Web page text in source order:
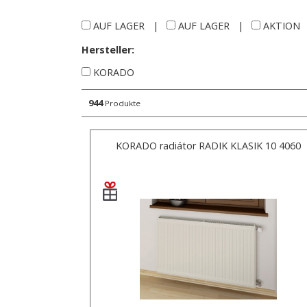
AUF LAGER | AUF LAGER | AKTION
Hersteller:
KORADO
944 Produkte
KORADO radiátor RADIK KLASIK 10 4060